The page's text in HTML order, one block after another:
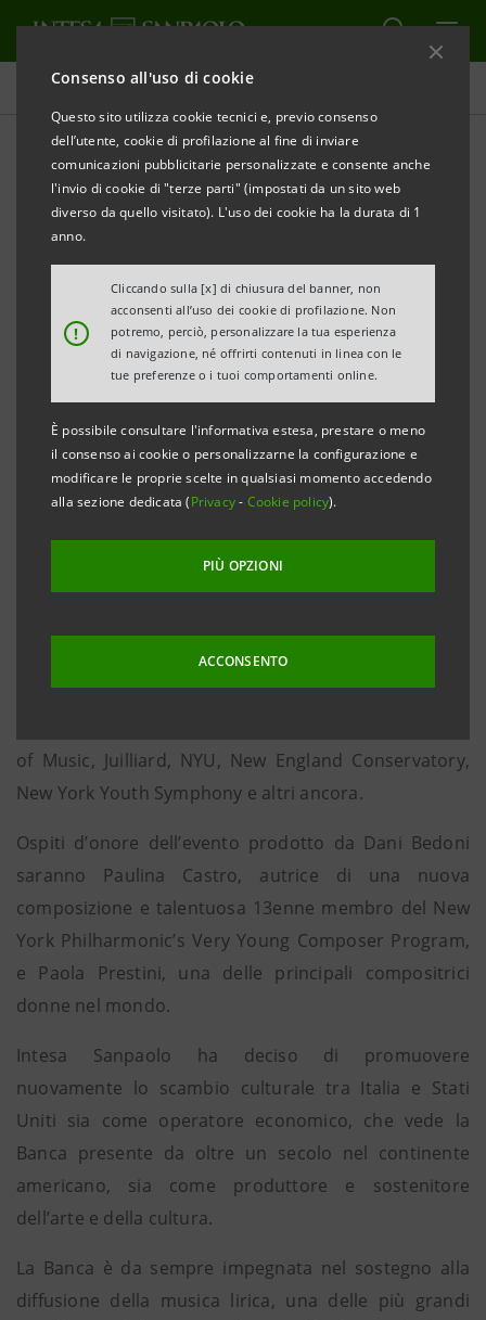
Consenso all'uso di cookie
Questo sito utilizza cookie tecnici e, previo consenso
dell’utente, cookie di profilazione al fine di inviare
comunicazioni pubblicitarie personalizzate e consente anche
l'invio di cookie di "terze parti" (impostati da un sito web
diverso da quello visitato). L'uso dei cookie ha la durata di 1
anno.
!
Cliccando sulla [x] di chiusura del banner, non
acconsenti all’uso dei cookie di profilazione. Non
potremo, perciò, personalizzare la tua esperienza
di navigazione, né offrirti contenuti in linea con le
tue preferenze o i tuoi comportamenti online.
È possibile consultare l'informativa estesa, prestare o meno
il consenso ai cookie o personalizzarne la configurazione e
modificare le proprie scelte in qualsiasi momento accedendo
alla sezione dedicata (Privacy- Cookie policy).
PIÙ OPZIONI
ACCONSENTO
Comunicati stampa
STAMPA AGGIORNA
Intesa Sanpaolo promuove la lirica italiana
oggi a Central Park “Opera Italiana is in the Air”
New York, 2 luglio 2018- Intesa Sanpaolo sostiene il
concerto “Opera Italiana is in the Air”, giunto alla sua
seconda edizione, che si terrà oggi al Central Park di
New York; un evento gratuito che darà a tutti la
possibilità di godere della magia dell’Opera, inventata
in Italia più di 500 anni fa.
Il repertorio, rigorosamente italiano, si concentrerà
Verdi alla Traviata, da Il Barbiere di Siviglia di Rossini
fino alle opere di Puccini. L’orchestra, diretta da Alvise
Casellati – presidente e music director di “Opera
Italiana in the Air” –, sarà composta non solo dai
musicisti della Metropolitan Opera, ma anche dagli
of Music, Juilliard, NYU, New England Conservatory,
New York Youth Symphony e altri ancora.
Ospiti d’onore dell’evento prodotto da Dani Bedoni
saranno Paulina Castro, autrice di una nuova
composizione e talentuosa 13enne membro del New
York Philharmonic’s Very Young Composer Program,
e Paola Prestini, una delle principali compositrici
donne nel mondo.
Intesa Sanpaolo ha deciso di promuovere
nuovamente lo scambio culturale tra Italia e Stati
Uniti sia come operatore economico, che vede la
Banca presente da oltre un secolo nel continente
americano, sia come produttore e sostenitore
dell’arte e della cultura.
La Banca è da sempre impegnata nel sostegno alla
diffusione della musica lirica, una delle più grandi